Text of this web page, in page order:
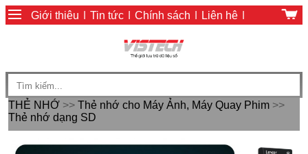
Giới thiệu Tin tức Chính sách Liên hệ
Giỏ hàng|Chính sách thanh toán
THẺ NHỚ >>Thẻ nhớ cho Máy Ảnh, Máy Quay Phim >>
Thẻ nhớ dạng SD